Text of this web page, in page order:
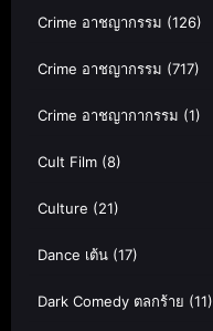
Crime อาชญากรรม (126)
Crime อาชญากรรม (717)
Crime อาชญากากรรม (1)
Cult Film (8)
Culture (21)
Dance เต้น (17)
Dark Comedy ตลกร้าย (11)